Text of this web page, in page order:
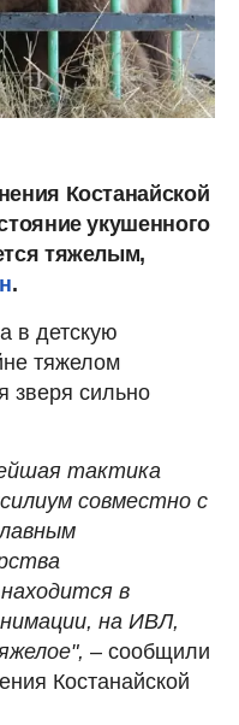
Костанайской
укушенного
тяжелым,
.
в детскую
тяжелом
зверя сильно
тактика
совместно с
в
на ИВЛ,
– сообщили
Костанайской